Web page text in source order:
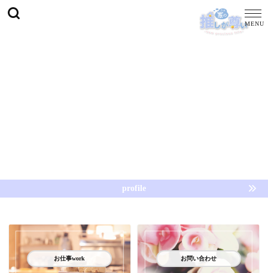
profile
お仕事work お問い合わせ